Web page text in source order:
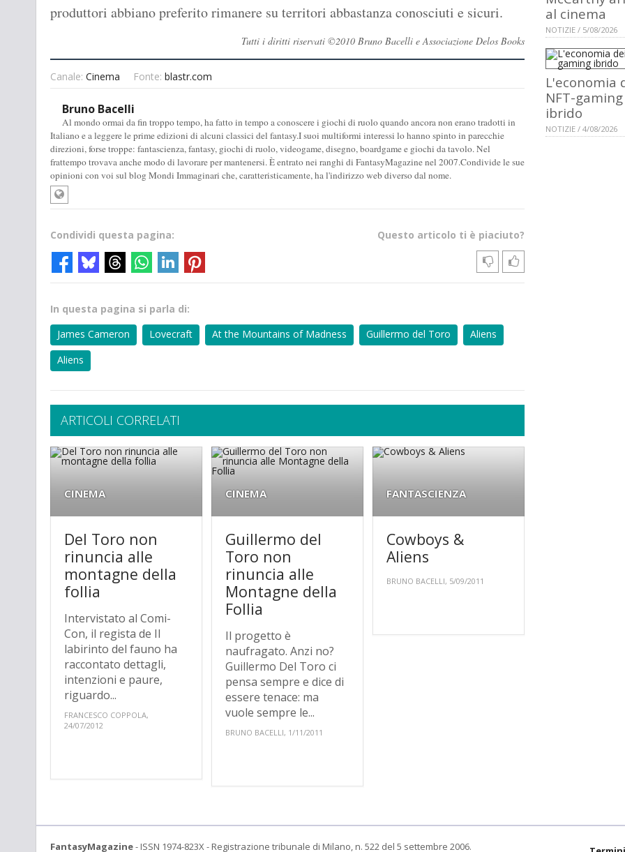
produttori abbiano preferito rimanere su territori abbastanza conosciuti e sicuri.
Tutti i diritti riservati ©2010 Bruno Bacelli e Associazione Delos Books
Canale: Cinema Fonte: blastr.com
Bruno Bacelli
Al mondo ormai da fin troppo tempo, ha fatto in tempo a conoscere i giochi di ruolo quando ancora non erano tradotti in
Italiano e a leggere le prime edizioni di alcuni classici del fantasy.I suoi multiformi interessi lo hanno spinto in parecchie
direzioni, forse troppe: fantascienza, fantasy, giochi di ruolo, videogame, disegno, boardgame e giochi da tavolo. Nel
frattempo trovava anche modo di lavorare per mantenersi. È entrato nei ranghi di FantasyMagazine nel 2007.Condivide le sue
opinioni con voi sul blog Mondi Immaginari che, caratteristicamente, ha l'indirizzo web diverso dal nome.
Questo articolo ti è piaciuto?
Condividi questa pagina:
In questa pagina si parla di:
James Cameron
Lovecraft At the Mountains of Madness Guillermo del Toro
Aliens
Aliens
ARTICOLI CORRELATI
CINEMA
Del Toro non
rinuncia alle
montagne della
follia
Intervistato al Comi-
Con, il regista de Il
labirinto del fauno ha
raccontato dettagli,
intenzioni e paure,
riguardo...
FRANCESCO COPPOLA,
24/07/2012
CINEMA
Guillermo del
Toro non
rinuncia alle
Montagne della
Follia
Il progetto è
naufragato. Anzi no?
Guillermo Del Toro ci
pensa sempre e dice di
essere tenace: ma
vuole sempre le...
BRUNO BACELLI, 1/11/2011
FANTASCIENZA
Cowboys &
Aliens
BRUNO BACELLI, 5/09/2011
al cinema
NOTIZIE / 5/08/2026
L'economia
NFT-gaming
ibrido
NOTIZIE / 4/08/2026
FantasyMagazine- ISSN 1974-823X - Registrazione tribunale di Milano, n. 522 del 5 settembre 2006.